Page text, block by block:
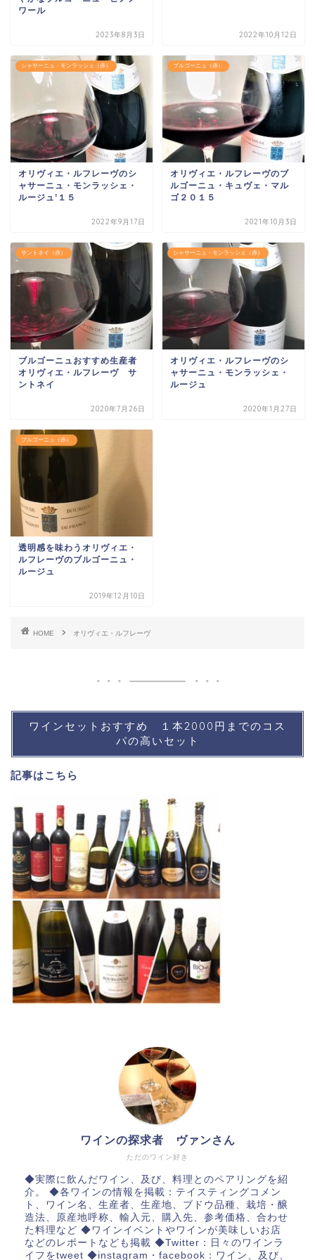
ワール
2023年8月3日 2022年10月12日
シャサーニュ・モンラッシェ（赤）
オリヴィエ・ルフレーヴのシ
ャサーニュ・モンラッシェ・
ルージュ’１５
2022年9月17日
ブルゴーニュ（赤）
オリヴィエ・ルフレーヴのブ
ルゴーニュ・キュヴェ・マル
ゴ２０１５
2021年10月3日
サントネイ（赤）
ブルゴーニュおすすめ生産者
オリヴィエ・ルフレーヴ サ
ントネイ
2020年7月26日
シャサーニュ・モンラッシェ（赤）
オリヴィエ・ルフレーヴのシ
ャサーニュ・モンラッシェ・
ルージュ
2020年1月27日
ブルゴーニュ（赤）
透明感を味わうオリヴィエ・
ルフレーヴのブルゴーニュ・
ルージュ
2019年12月10日
HOME オリヴィエ・ルフレーヴ
ワインセットおすすめ １本2000円までのコス
パの高いセット
記事はこちら
ただのワイン好き
ワインの探求者 ヴァンさん
◆実際に飲んだワイン、及び、料理とのペアリングを紹
介。 ◆各ワインの情報を掲載：テイスティングコメン
ト、ワイン名、生産者、生産地、ブドウ品種、栽培・醸
造法、原産地呼称、輸入元、購入先、参考価格、合わせ
た料理など ◆ワインイベントやワインが美味しいお店
などのレポートなども掲載 ◆Twitter：日々のワインラ
イフをtweet ◆instagram・facebook：ワイン、及び、